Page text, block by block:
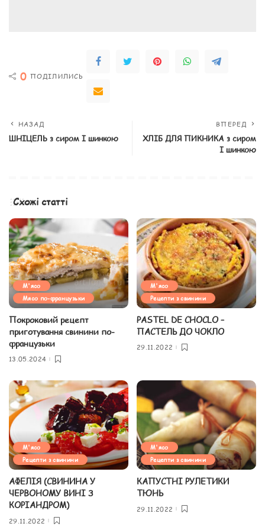
0 ПОДІЛИЛИСЬ
НАЗАД
ШНІЦЕЛЬ з сиром І шинкою
ВПЕРЕД
ХЛІБ ДЛЯ ПИКНИКА з сиром
І шинкою
Схожі статті
М'ясо
Мясо по-французьки
Покроковий рецепт
приготування свинини по-
французьки
13.05.2024
М'ясо
Рецепти з свинини
PASTEL DE CHOCLO –
ПАСТЕЛЬ ДО ЧОКЛО
29.11.2022
М'ясо
Рецепти з свинини
АФЕЛІЯ (СВИНИНА У
ЧЕРВОНОМУ ВИНІ З
КОРІАНДРОМ)
29.11.2022
М'ясо
Рецепти з свинини
КАПУСТНІ РУЛЕТИКИ
ТЮНЬ
29.11.2022